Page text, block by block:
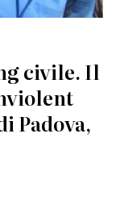
civile. Il
Padova,